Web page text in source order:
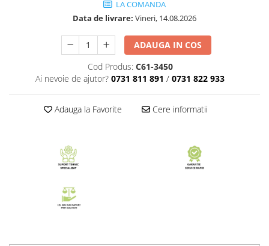
LA COMANDA
Data de livrare: Vineri, 14.08.2026
ADAUGA IN COS
Cod Produs: C61-3450
Ai nevoie de ajutor? 0731 811 891 / 0731 822 933
Adauga la Favorite Cere informatii